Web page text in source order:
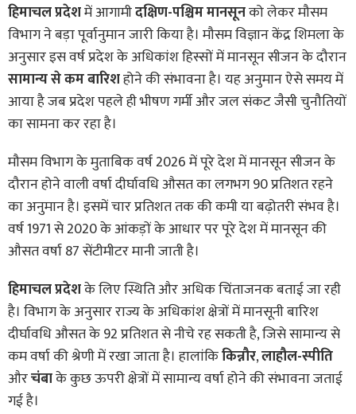
हिमाचल प्रदेशमें आगामीदक्षिण-पश्चिम मानसूनको लेकर मौसम
विभाग ने बड़ा पूर्वानुमान जारी किया है। मौसम विज्ञान केंद्र शिमला के
अनुसार इस वर्ष प्रदेश के अधिकांश हिस्सों में मानसून सीजन के दौरान
सामान्य से कम बारिशहोने की संभावना है। यह अनुमान ऐसे समय में
आया है जब प्रदेश पहले ही भीषण गर्मी और जल संकट जैसी चुनौतियों
का सामना कर रहा है।
मौसम विभाग के मुताबिक वर्ष 2026 में पूरे देश में मानसून सीजन के
दौरान होने वाली वर्षा दीर्घावधि औसत का लगभग 90 प्रतिशत रहने
का अनुमान है। इसमें चार प्रतिशत तक की कमी या बढ़ोतरी संभव है।
वर्ष 1971 से 2020 के आंकड़ों के आधार पर पूरे देश में मानसून की
औसत वर्षा 87 सेंटीमीटर मानी जाती है।
हिमाचल प्रदेशके लिए स्थिति और अधिक चिंताजनक बताई जा रही
है। विभाग के अनुसार राज्य के अधिकांश क्षेत्रों में मानसूनी बारिश
दीर्घावधि औसत के 92 प्रतिशत से नीचे रह सकती है, जिसे सामान्य से
कम वर्षा की श्रेणी में रखा जाता है। हालांकिकिन्नौर,लाहौल-स्पीति
औरचंबाके कुछ ऊपरी क्षेत्रों में सामान्य वर्षा होने की संभावना जताई
गई है।